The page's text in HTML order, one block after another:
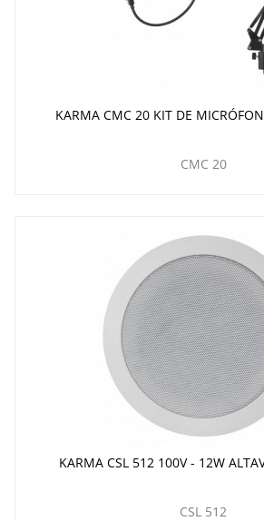
KARMA CMC 20 KIT DE
CMC 20
KARMA CSL 512 100V - 12W
CSL 512